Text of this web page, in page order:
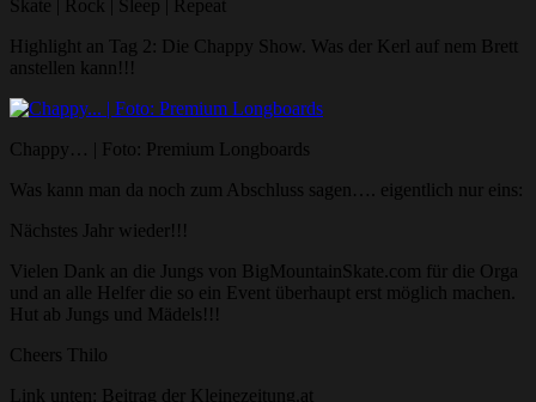
Skate | Rock | Sleep | Repeat
Highlight an Tag 2: Die Chappy Show. Was der Kerl auf nem Brett
anstellen kann!!!
Chappy… | Foto: Premium Longboards
Was kann man da noch zum Abschluss sagen…. eigentlich nur eins:
Nächstes Jahr wieder!!!
Vielen Dank an die Jungs von BigMountainSkate.com für die Orga
und an alle Helfer die so ein Event überhaupt erst möglich machen.
Hut ab Jungs und Mädels!!!
Cheers Thilo
Link unten: Beitrag der Kleinezeitung.at